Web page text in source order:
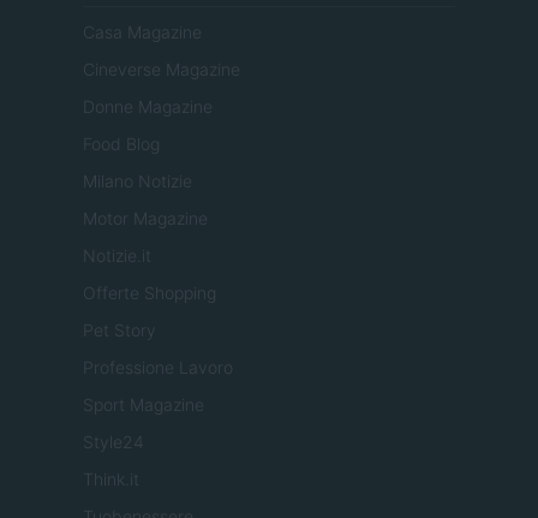
Casa Magazine
Cineverse Magazine
Donne Magazine
Food Blog
Milano Notizie
Motor Magazine
Notizie.it
Offerte Shopping
Pet Story
Professione Lavoro
Sport Magazine
Style24
Think.it